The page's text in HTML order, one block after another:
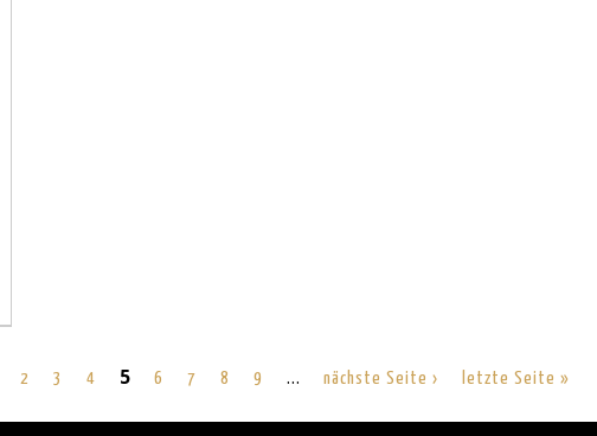
2 3 4 5 6 7 8 9 … nächste Seite › letzte Seite »